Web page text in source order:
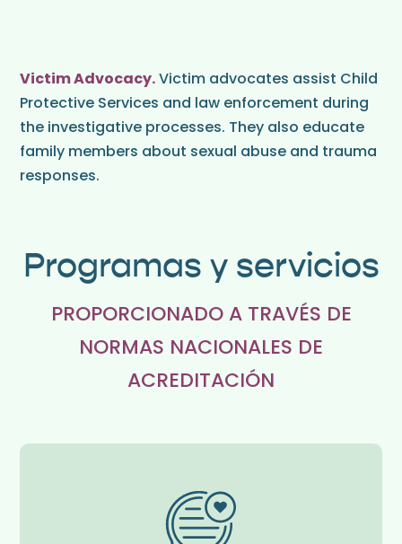
Victim Advocacy. Victim advocates assist Child
Protective Services and law enforcement during
the investigative processes. They also educate
family members about sexual abuse and trauma
responses.
Programas y servicios
PROPORCIONADO A TRAVÉS DE
NORMAS NACIONALES DE
ACREDITACIÓN